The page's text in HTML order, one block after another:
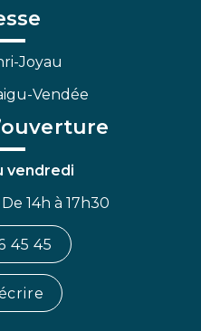
Joyau
Vendée
vendredi
14h à 17h30
45 45